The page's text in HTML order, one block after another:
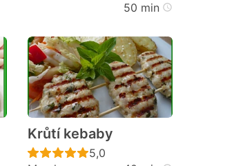
50 min
Krůtí kebaby
Recept ještě nebyl hodnocen
5,0